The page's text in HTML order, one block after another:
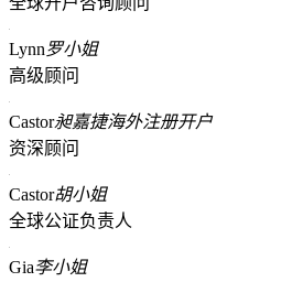
Lynn罗小姐
高级顾问
Castor昶嘉捷海外注册开户
资深顾问
Castor胡小姐
全球公证负责人
Gia李小姐